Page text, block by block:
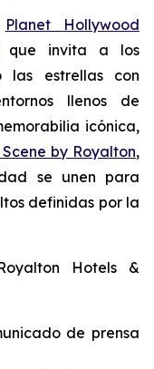
Planet Hollywood
que invita a los
las estrellas con
llenos de
icónica,
by Royalton,
se unen para
definidas por la
Hotels &
de prensa